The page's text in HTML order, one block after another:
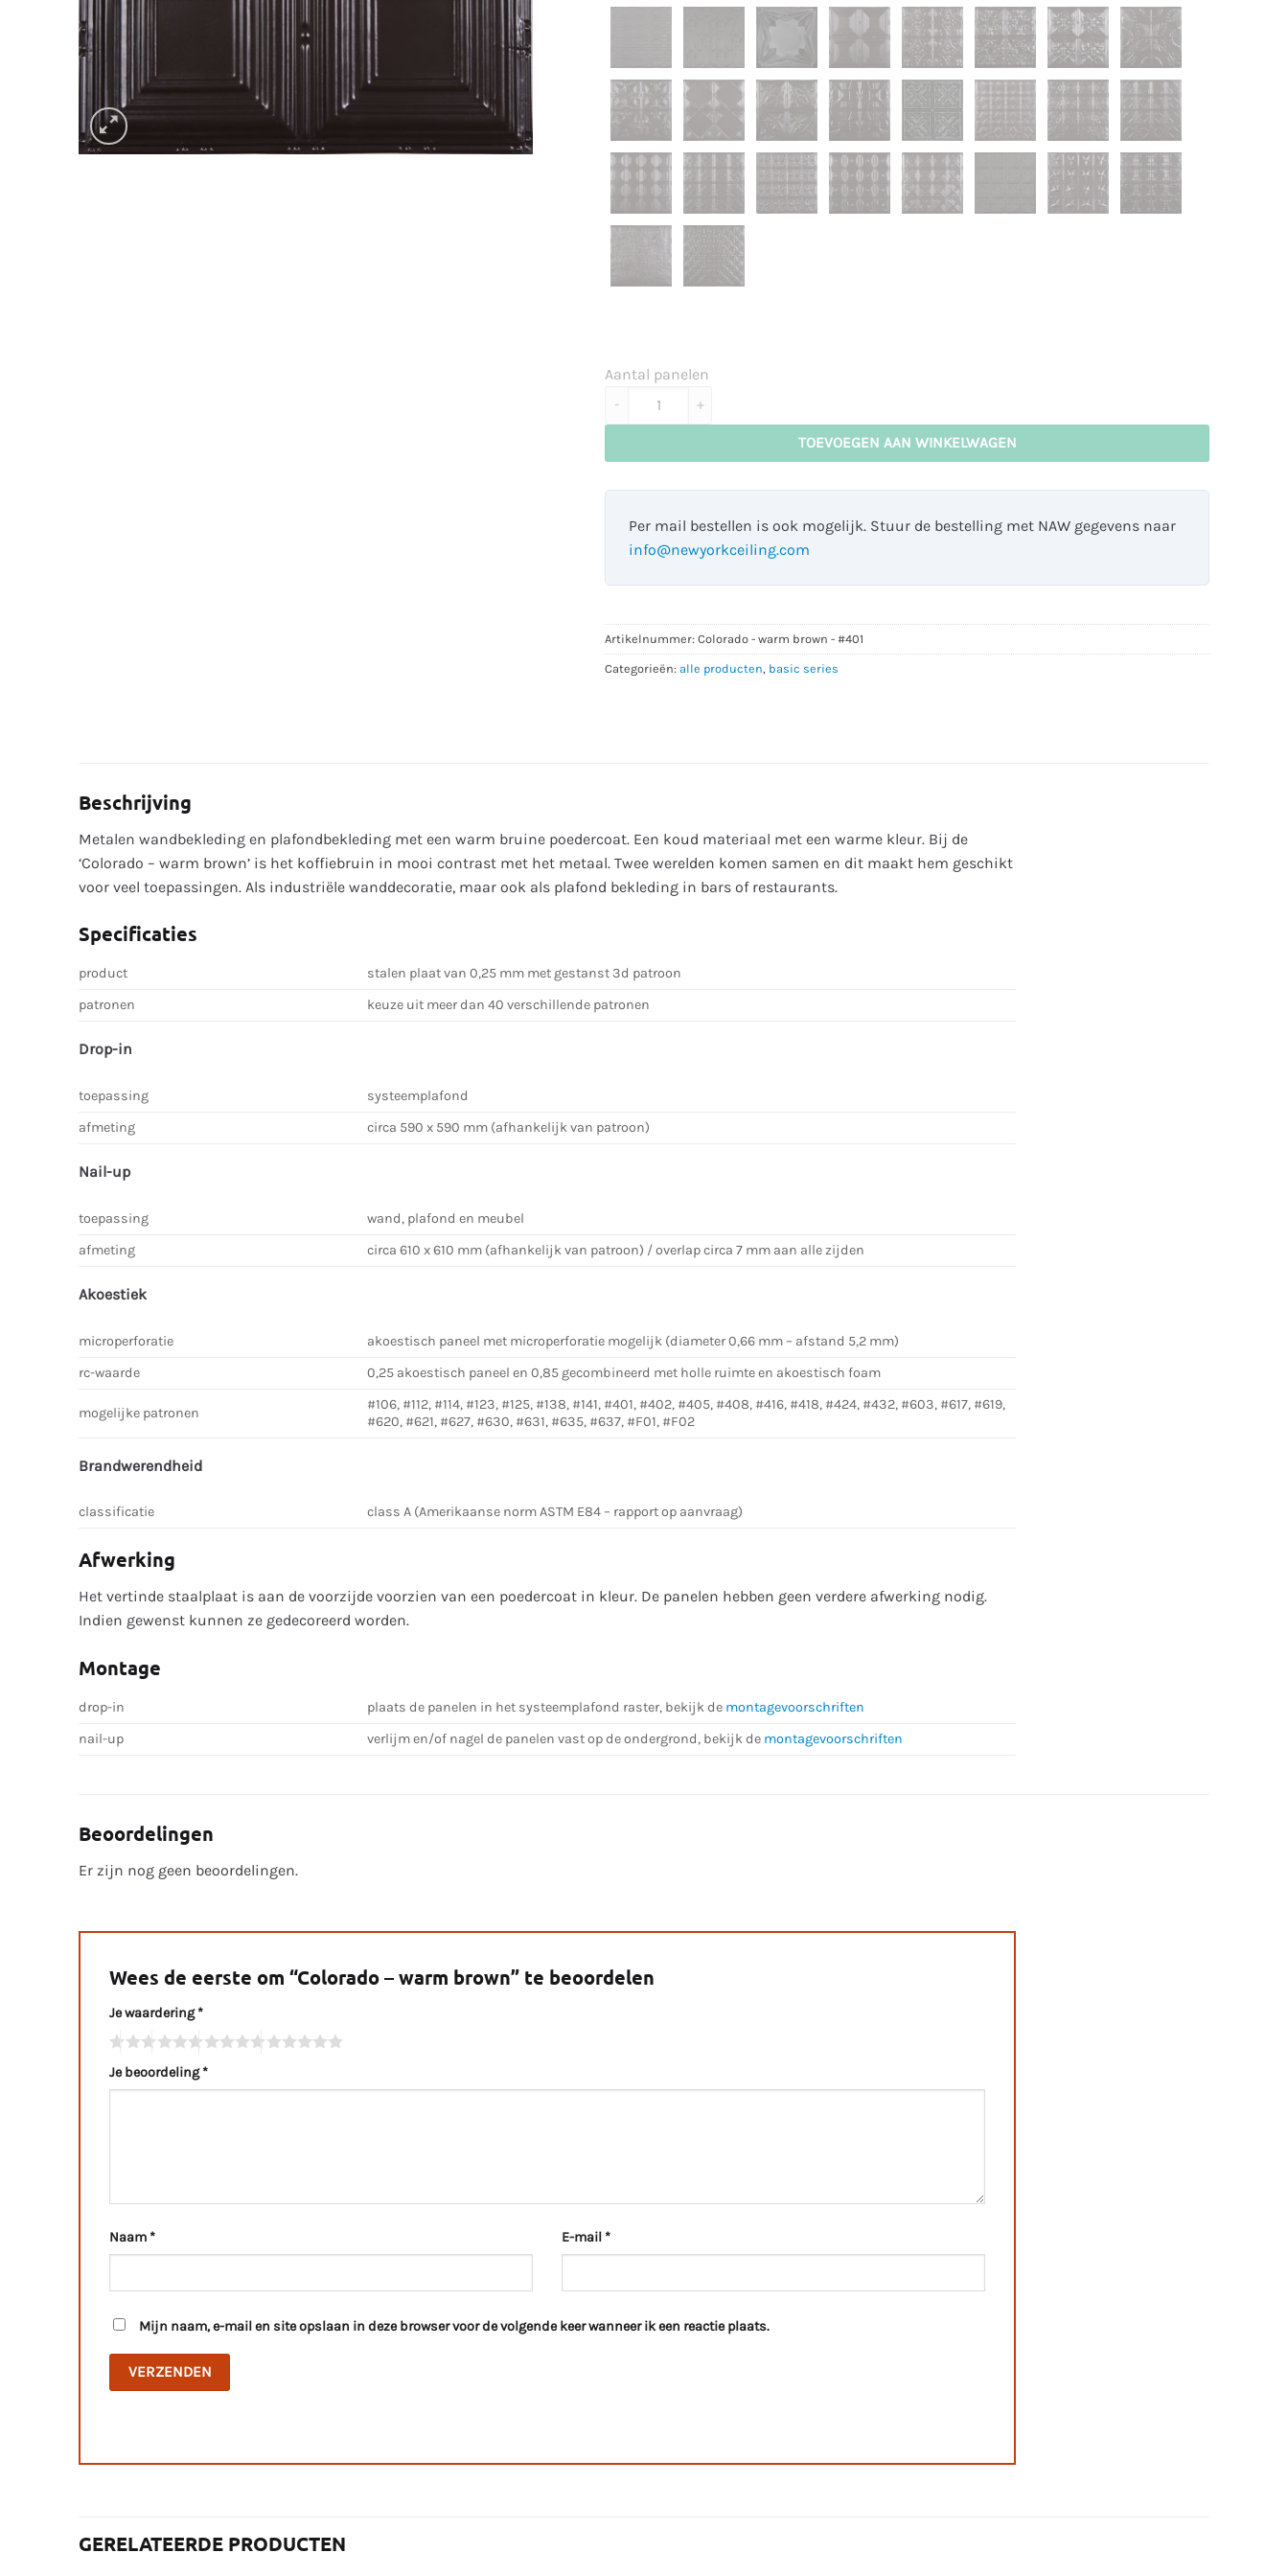
Aantal panelen
TOEVOEGEN AAN WINKELWAGEN
Per mail bestellen is ook mogelijk. Stuur de bestelling met NAW gegevens naar
info@newyorkceiling.com
Artikelnummer:Colorado - warm brown - #401
Categorieën:alle producten, basic series
Beschrijving
Metalen wandbekleding en plafondbekleding met een warm bruine poedercoat. Een koud materiaal met een warme kleur. Bij de
‘Colorado – warm brown’ is het koffiebruin in mooi contrast met het metaal. Twee werelden komen samen en dit maakt hem geschikt
voor veel toepassingen. Als industriële wanddecoratie, maar ook als plafond bekleding in bars of restaurants.
Specificaties
product
stalen plaat van 0,25 mm met gestanst 3d patroon
patronen
keuze uit meer dan 40 verschillende patronen
Drop-in
toepassing
systeemplafond
afmeting
circa 590 x 590 mm (afhankelijk van patroon)
Nail-up
toepassing
wand, plafond en meubel
afmeting
circa 610 x 610 mm (afhankelijk van patroon) / overlap circa 7 mm aan alle zijden
Akoestiek
microperforatie
akoestisch paneel met microperforatie mogelijk (diameter 0,66 mm – afstand 5,2 mm)
rc-waarde
0,25 akoestisch paneel en 0,85 gecombineerd met holle ruimte en akoestisch foam
mogelijke patronen
#106, #112, #114, #123, #125, #138, #141, #401, #402, #405, #408, #416, #418, #424, #432, #603, #617, #619,
#620, #621, #627, #630, #631, #635, #637, #F01, #F02
Brandwerendheid
classificatie class A (Amerikaanse norm ASTM E84 – rapport op aanvraag)
Afwerking
Het vertinde staalplaat is aan de voorzijde voorzien van een poedercoat in kleur. De panelen hebben geen verdere afwerking nodig.
Indien gewenst kunnen ze gedecoreerd worden.
Montage
drop-in plaats de panelen in het systeemplafond raster, bekijk de montagevoorschriften
nail-up
verlijm en/of nagel de panelen vast op de ondergrond, bekijk de montagevoorschriften
Beoordelingen
Er zijn nog geen beoordelingen.
Wees de eerste om “Colorado – warm brown” te beoordelen
Je waardering*
Je beoordeling*
Naam* E-mail*
Mijn naam, e-mail en site opslaan in deze browser voor de volgende keer wanneer ik een reactie plaats.
GERELATEERDE PRODUCTEN